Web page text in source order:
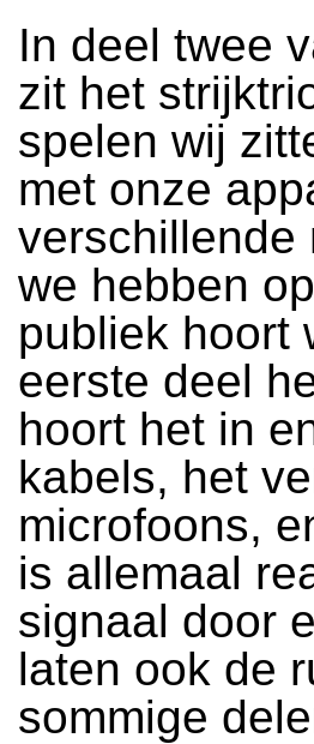
In deel twee
zit het
spelen wij
met onze
verschillende
we hebben
publiek hoort
eerste deel
hoort het in
kabels, het
microfoons,
is allemaal
signaal door
laten ook de
sommige